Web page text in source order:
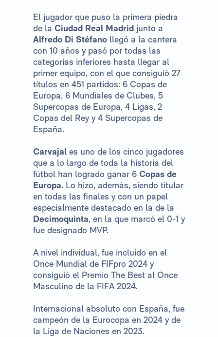
El jugador que puso la primera piedra
de la Ciudad Real Madrid junto a
Alfredo Di Stéfano llegó a la cantera
con 10 años y pasó por todas las
categorías inferiores hasta llegar al
primer equipo, con el que consiguió 27
títulos en 451 partidos: 6 Copas de
Europa, 6 Mundiales de Clubes, 5
Supercopas de Europa, 4 Ligas, 2
Copas del Rey y 4 Supercopas de
España.
Carvajal es uno de los cinco jugadores
que a lo largo de toda la historia del
fútbol han logrado ganar 6 Copas de
Europa. Lo hizo, además, siendo titular
en todas las finales y con un papel
especialmente destacado en la de la
Decimoquinta, en la que marcó el 0-1 y
fue designado MVP.
A nivel individual, fue incluido en el
Once Mundial de FIFpro 2024 y
consiguió el Premio The Best al Once
Masculino de la FIFA 2024.
Internacional absoluto con España, fue
campeón de la Eurocopa en 2024 y de
la Liga de Naciones en 2023.